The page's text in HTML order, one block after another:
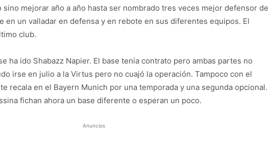
sino mejorar año a año hasta ser nombrado tres veces mejor defensor de
en un valladar en defensa y en rebote en sus diferentes equipos. El
club.
ha ido Shabazz Napier. El base tenía contrato pero ambas partes no
irse en julio a la Virtus pero no cuajó la operación. Tampoco con el
recala en el Bayern Munich por una temporada y una segunda opcional.
fichan ahora un base diferente o esperan un poco.
Anuncios